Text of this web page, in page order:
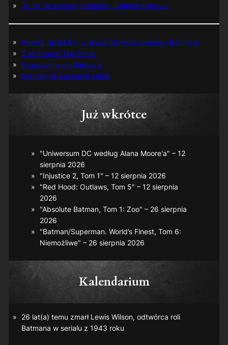
30 lat od polskiej premiery „Batman Forever”
Powrót do lat 60. z okazji 60-lecia premiery Batmana
Z archiwum TM-Semic
Nawiązania do Batmana
Batman na kasetach video
Już wkrótce
"Uniwersum DC według Alana Moore'a" – 12
sierpnia 2026
"Injustice 2, Tom 1" – 12 sierpnia 2026
"Red Hood: Outlaws, Tom 5" – 12 sierpnia
2026
"Absolute Batman, Tom 1: Zoo" – 26 sierpnia
2026
"Batman/Superman. World’s Finest, Tom 6:
Niemożliwe" – 26 sierpnia 2026
Kalendarium
26 lat(a) temu zmarł Lewis Wilson, odtwórca roli
Batmana w serialu z 1943 roku